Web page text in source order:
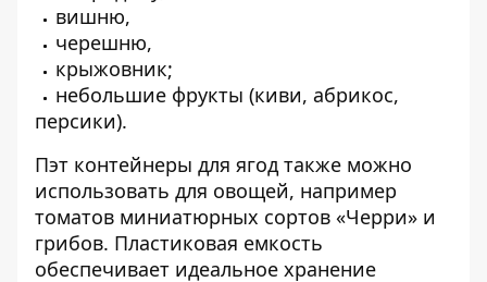
вишню,
черешню,
крыжовник;
небольшие фрукты (киви, абрикос,
персики).
Пэт контейнеры для ягод также можно
использовать для овощей, например
томатов миниатюрных сортов «Черри» и
грибов. Пластиковая емкость
обеспечивает идеальное хранение